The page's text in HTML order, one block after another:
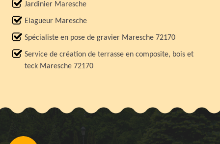
Jardinier Maresche
Elagueur Maresche
Spécialiste en pose de gravier Maresche 72170
Service de création de terrasse en composite, bois et
teck Maresche 72170